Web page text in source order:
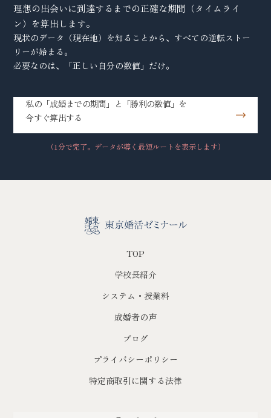
理想の出会いに到達するまでの正確な期間（タイムライ
ン）を算出します。
現状のデータ（現在地）を知ることから、すべての逆転ストー
リーが始まる。
必要なのは、「正しい自分の数値」だけ。
私の「成婚までの期間」と「勝利の数値」を
今すぐ算出する
（1分で完了。データが導く最短ルートを表示します）
TOP
学校長紹介
システム・授業料
成婚者の声
ブログ
プライバシーポリシー
特定商取引に関する法律